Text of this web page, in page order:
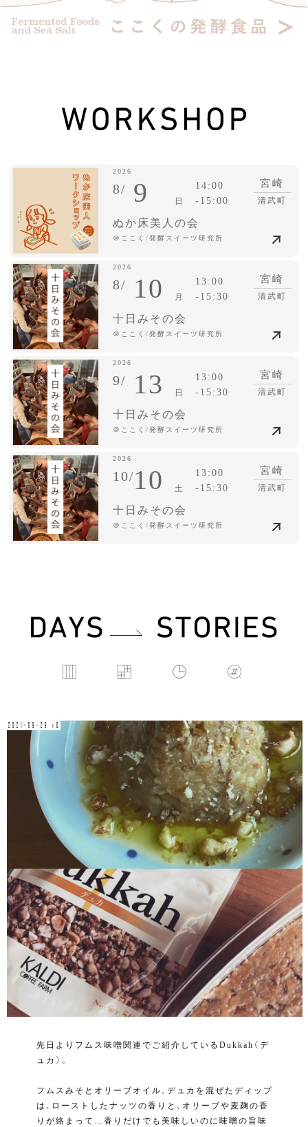
2026
8/ 9 日
14:00
-15:00
宮崎
清武町
ぬか床美人の会
＠ここく/発酵スイーツ研究所
2026
8/ 10 月
13:00
-15:30
宮崎
清武町
十日みその会
＠ここく/発酵スイーツ研究所
2026
9/ 13 日
13:00
-15:30
宮崎
清武町
十日みその会
＠ここく/発酵スイーツ研究所
2026
10/10 土
13:00
-15:30
宮崎
清武町
十日みその会
＠ここく/発酵スイーツ研究所
2021-09-29 v0
先日よりフムス味噌関連でご紹介しているDukkah（デ
ュカ）。
フムスみそとオリーブオイル、デュカを混ぜたディップ
は、ローストしたナッツの香りと、オリーブや麦麹の香
りが絡まって…香りだけでも美味しいのに味噌の旨味